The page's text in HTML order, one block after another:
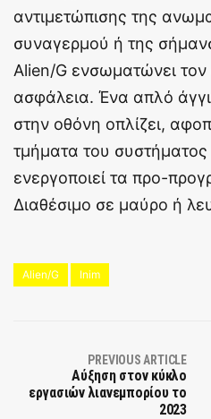
αντιμετώπισης της
συναγερμού ή της
Alien/G ενσωματώνει τον
ασφάλεια. Ένα απλό
στην οθόνη οπλίζει,
τμήματα του
ενεργοποιεί τα προ-
Διαθέσιμο σε μαύρο ή
Alien/G Inim
PREVIOUS ARTICLE
Αύξηση στον κύκλο
εργασιών λιανεμπορίου το
2023